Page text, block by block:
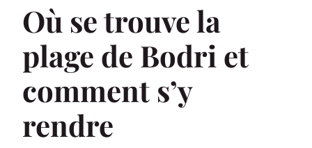
Où se trouve la
plage de Bodri et
comment s’y
rendre